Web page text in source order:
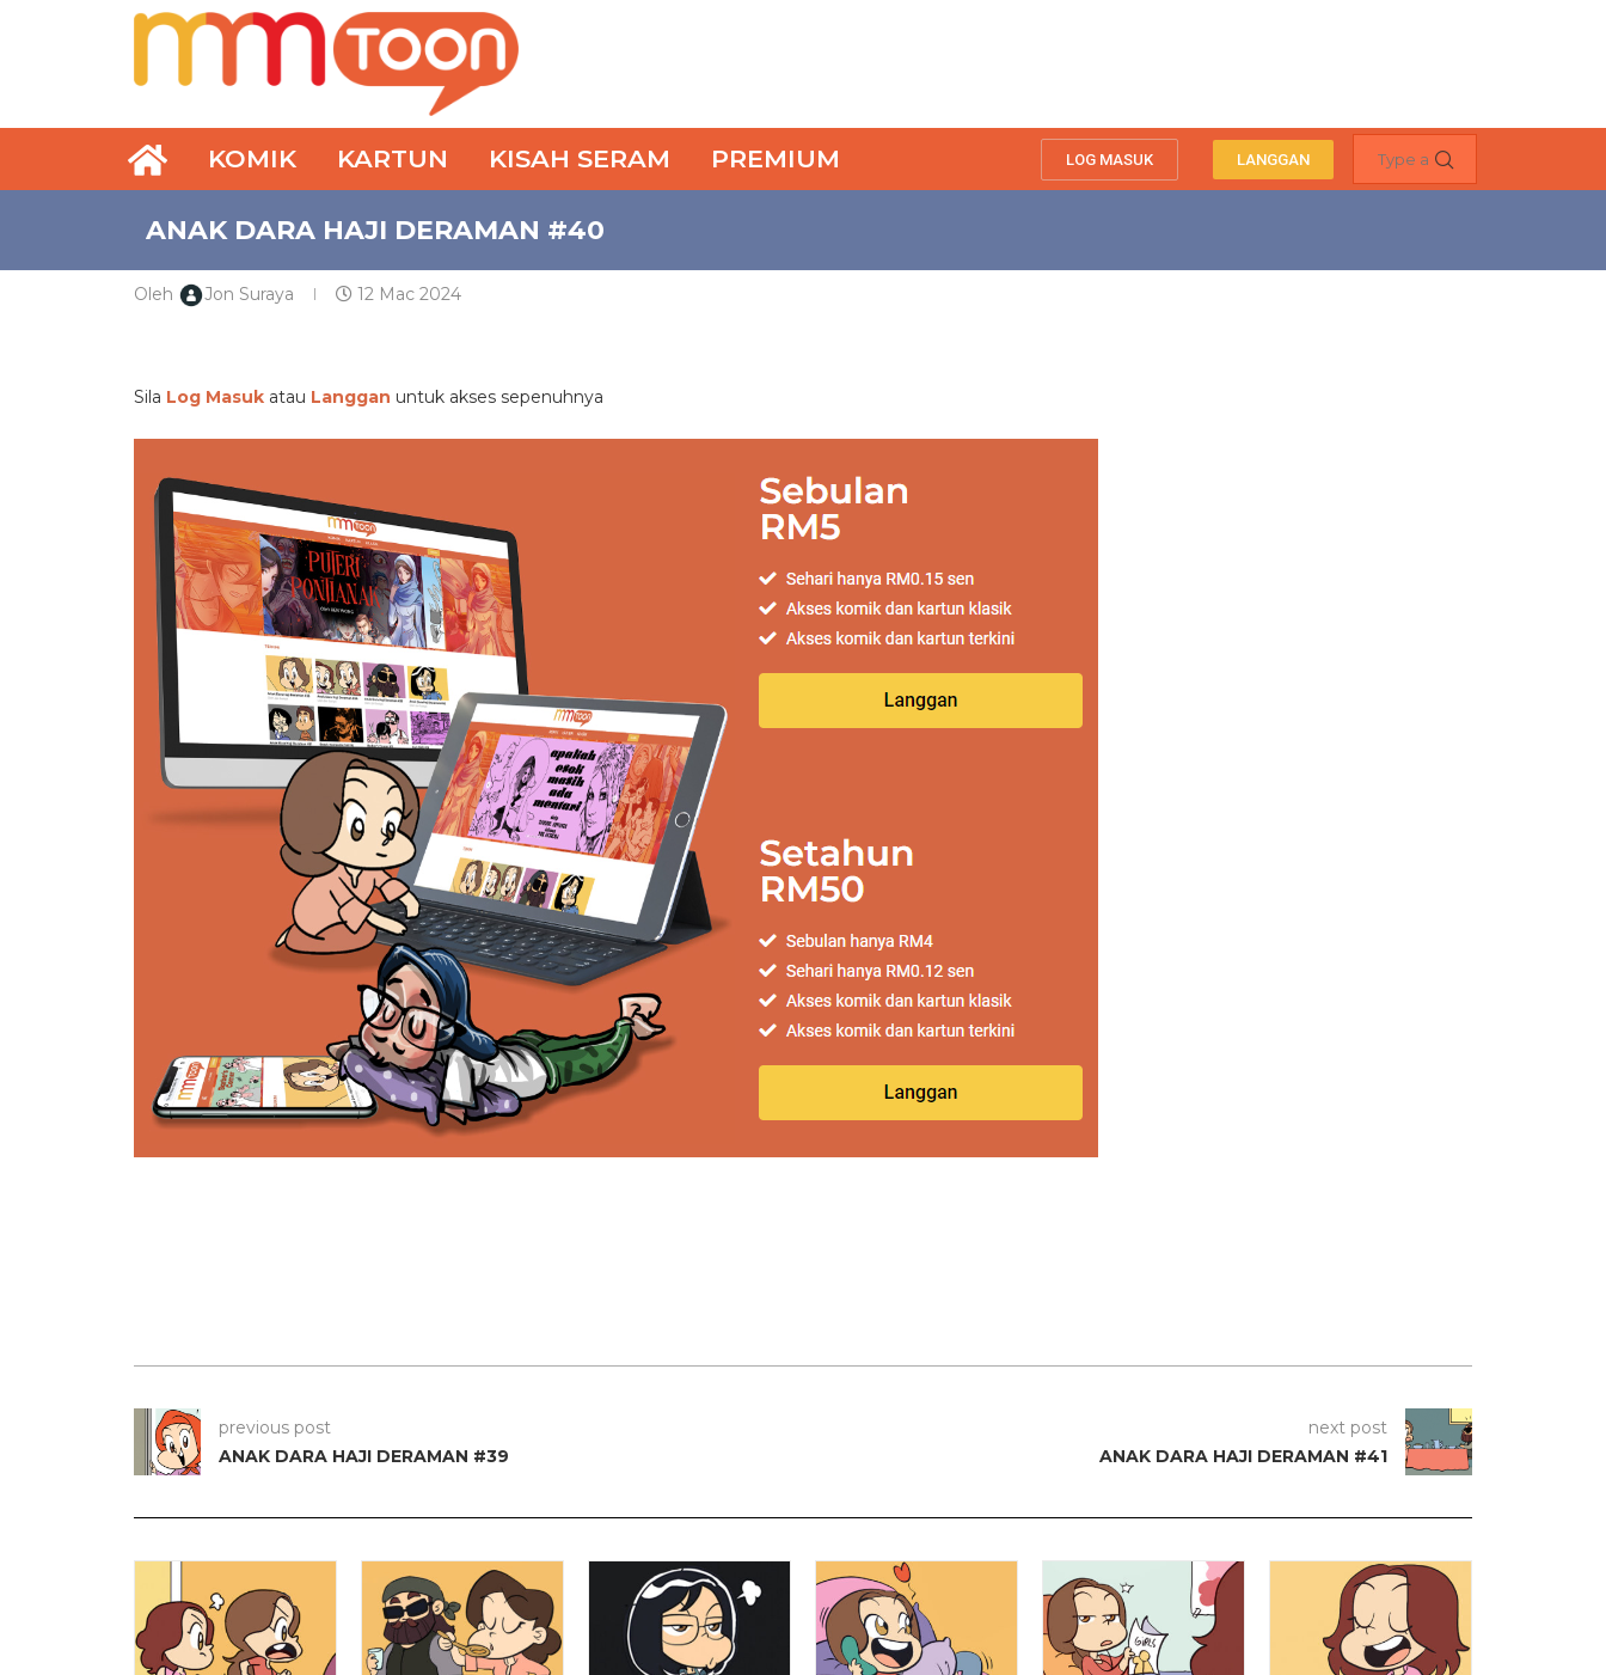
KOMIK KARTUN KISAH SERAM PREMIUM LOG MASUK LANGGAN
ANAK DARA HAJI DERAMAN #40
Oleh Jon Suraya 12 Mac 2024
Sila Log Masuk atau Langgan untuk akses sepenuhnya
previous post
ANAK DARA HAJI DERAMAN #39
next post
ANAK DARA HAJI DERAMAN #41